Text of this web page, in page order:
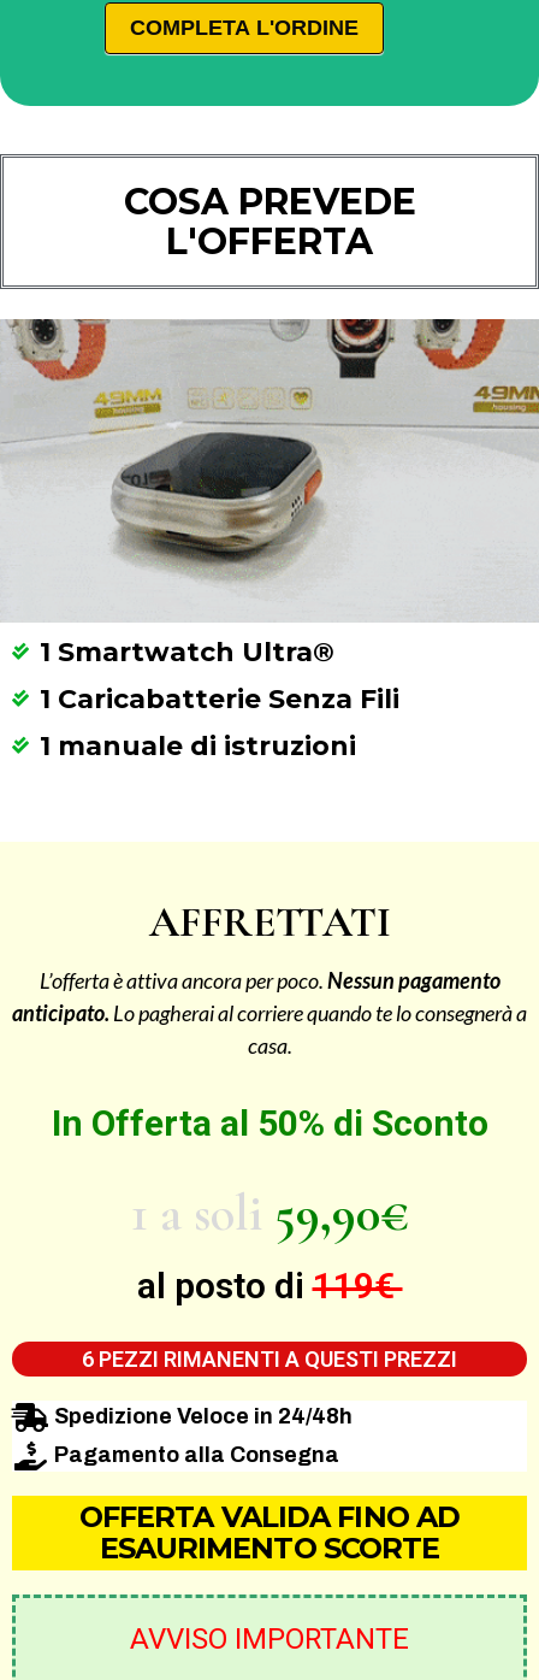
COMPLETA L'ORDINE
COSA PREVEDE
L'OFFERTA
1 Smartwatch Ultra®
1 Caricabatterie Senza Fili
1 manuale di istruzioni
AFFRETTATI
L’offerta è attiva ancora per poco.Nessun pagamento
anticipato. Lo pagherai al corriere quando te lo consegnerà a
casa.
In Offerta al 50% di Sconto
1 a soli 59,90€
al posto di119€
6 PEZZI RIMANENTI A QUESTI PREZZI
Spedizione Veloce in 24/48h
Pagamento alla Consegna
OFFERTA VALIDA FINO AD
ESAURIMENTO SCORTE
AVVISO IMPORTANTE